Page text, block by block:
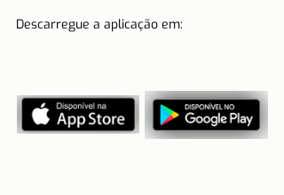
Descarregue a aplicação em: